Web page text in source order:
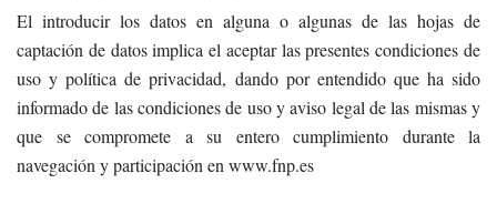
El introducir los datos en alguna o algunas de las hojas de
captación de datos implica el aceptar las presentes condiciones de
uso y política de privacidad, dando por entendido que ha sido
informado de las condiciones de uso y aviso legal de las mismas y
que se compromete a su entero cumplimiento durante la
navegación y participación en www.fnp.es